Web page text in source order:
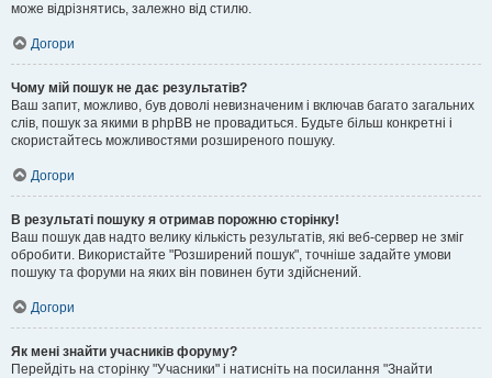
може відрізнятись, залежно від стилю.
Догори
Чому мій пошук не дає результатів?
Ваш запит, можливо, був доволі невизначеним і включав багато загальних
слів, пошук за якими в phpBB не провадиться. Будьте більш конкретні і
скористайтесь можливостями розширеного пошуку.
Догори
В результаті пошуку я отримав порожню сторінку!
Ваш пошук дав надто велику кількість результатів, які веб-сервер не зміг
обробити. Використайте "Розширений пошук", точніше задайте умови
пошуку та форуми на яких він повинен бути здійснений.
Догори
Як мені знайти учасників форуму?
Перейдіть на сторінку "Учасники" і натисніть на посилання "Знайти